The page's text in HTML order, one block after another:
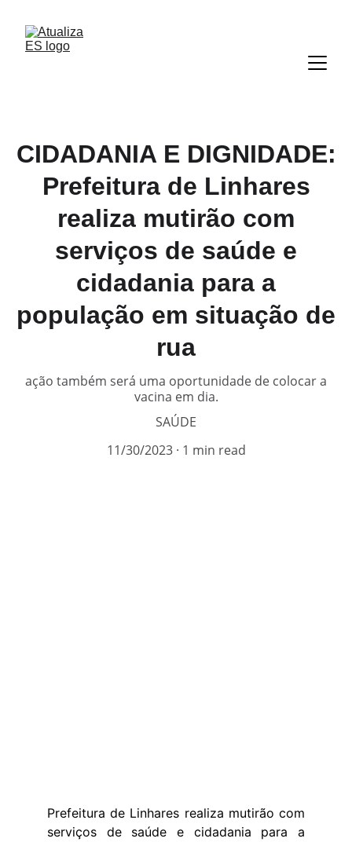
CIDADANIA E DIGNIDADE:
Prefeitura de Linhares
realiza mutirão com
serviços de saúde e
cidadania para a
população em situação de
rua
ação também será uma oportunidade de colocar a
vacina em dia.
SAÚDE
11/30/2023
1 min read
Prefeitura de Linhares realiza mutirão com
serviços de saúde e cidadania para a